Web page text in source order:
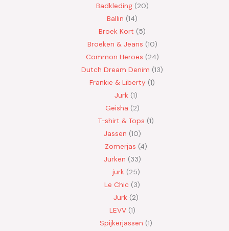
Badkleding 20
Ballin 14
Broek Kort 5
Broeken & Jeans 10
Common Heroes 24
Dutch Dream Denim 13
Frankie & Liberty 1
Jurk 1
Geisha 2
T-shirt & Tops 1
Jassen 10
Zomerjas 4
Jurken 33
jurk 25
Le Chic 3
Jurk 2
LEVV 1
Spijkerjassen 1